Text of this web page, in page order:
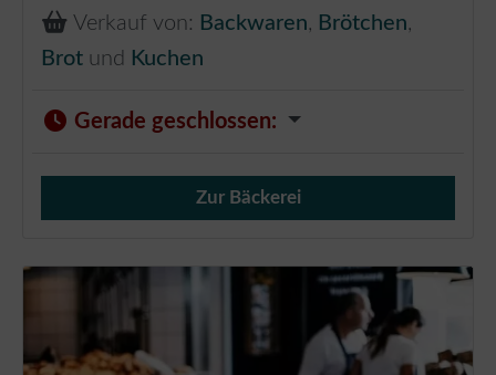
Verkauf von: Backwaren, Brötchen,
Brot und Kuchen
Gerade geschlossen:
Verkauf von Brötchen,
Zur Bäckerei